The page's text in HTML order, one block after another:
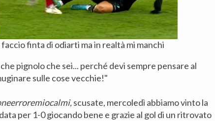
faccio finta di odiarti ma in realtà mi manchi
pignolo che sei... perché devi sempre pensare al
sulle cose vecchie!"
scusate, mercoledì abbiamo vinto la
per 1-0 giocando bene e grazie al gol di un ritrovato